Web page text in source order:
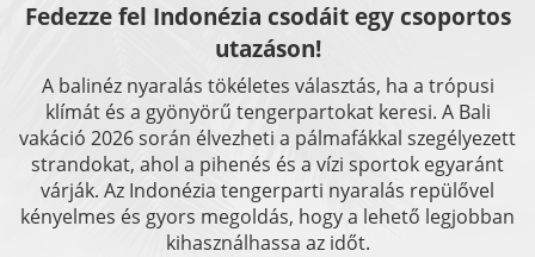
Fedezze fel Indonézia csodáit egy csoportos
utazáson!
A balinéz nyaralás tökéletes választás, ha a trópusi
klímát és a gyönyörű tengerpartokat keresi. A Bali
vakáció 2026 során élvezheti a pálmafákkal szegélyezett
strandokat, ahol a pihenés és a vízi sportok egyaránt
várják. Az Indonézia tengerparti nyaralás repülővel
kényelmes és gyors megoldás, hogy a lehető legjobban
kihasználhassa az időt.